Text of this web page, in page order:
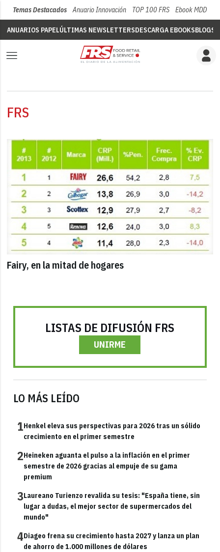
Temas Destacados Anuario Innovación TOP 100 FRS Ebook MDD
ANUARIOS PAPELÚLTIMAS NEWSLETTERSDESCARGA EBOOKSBLOGS
FRS
Fairy, en la mitad de hogares
LISTAS DE DIFUSIÓN FRS
UNIRME
LO MÁS LEÍDO
1Henkel eleva sus perspectivas para 2026 tras un sólido
crecimiento en el primer semestre
2Heineken aguanta el pulso a la inflación en el primer
semestre de 2026 gracias al empuje de su gama
premium
3Laureano Turienzo revalida su tesis: "España tiene, sin
lugar a dudas, el mejor sector de supermercados del
mundo"
4Diageo frena su crecimiento hasta 2027 y lanza un plan
de ahorro de 1.000 millones de dólares